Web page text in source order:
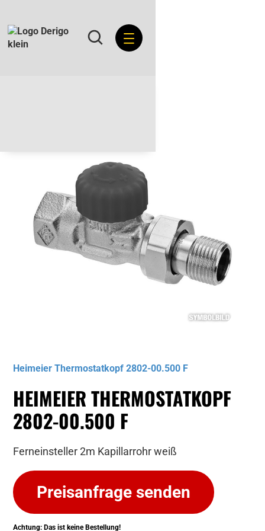
Heimeier Thermostatkopf 2802-00.500 F
HEIMEIER THERMOSTATKOPF
2802-00.500 F
Ferneinsteller 2m Kapillarrohr weiß
Preisanfrage senden
Achtung: Das ist keine Bestellung!